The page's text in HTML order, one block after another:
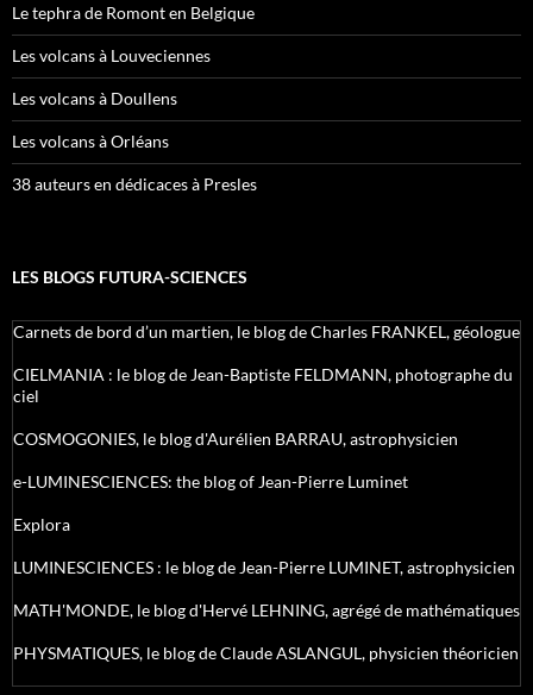
Le tephra de Romont en Belgique
Les volcans à Louveciennes
Les volcans à Doullens
Les volcans à Orléans
38 auteurs en dédicaces à Presles
LES BLOGS FUTURA-SCIENCES
Carnets de bord d’un martien, le blog de Charles FRANKEL, géologue
CIELMANIA : le blog de Jean-Baptiste FELDMANN, photographe du
ciel
COSMOGONIES, le blog d'Aurélien BARRAU, astrophysicien
e-LUMINESCIENCES: the blog of Jean-Pierre Luminet
Explora
LUMINESCIENCES : le blog de Jean-Pierre LUMINET, astrophysicien
MATH'MONDE, le blog d'Hervé LEHNING, agrégé de mathématiques
PHYSMATIQUES, le blog de Claude ASLANGUL, physicien théoricien